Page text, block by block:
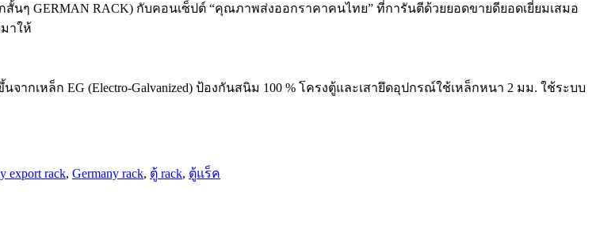
นๆ GERMAN RACK) กับคอนเซ็ปต์ “คุณภาพส่งออกราคาคนไทย” ที่การันตีด้วยยอดขายดียอดเยี่ยมเสมอ
าให้
กเหล็ก EG (Electro-Galvanized) ป้องกันสนิม 100 % โครงตู้และเสายึดอุปกรณ์ใช้เหล็กหนา 2 มม. ใช้ระบบ
export rack, Germany rack, ตู้ rack, ตู้แร็ค